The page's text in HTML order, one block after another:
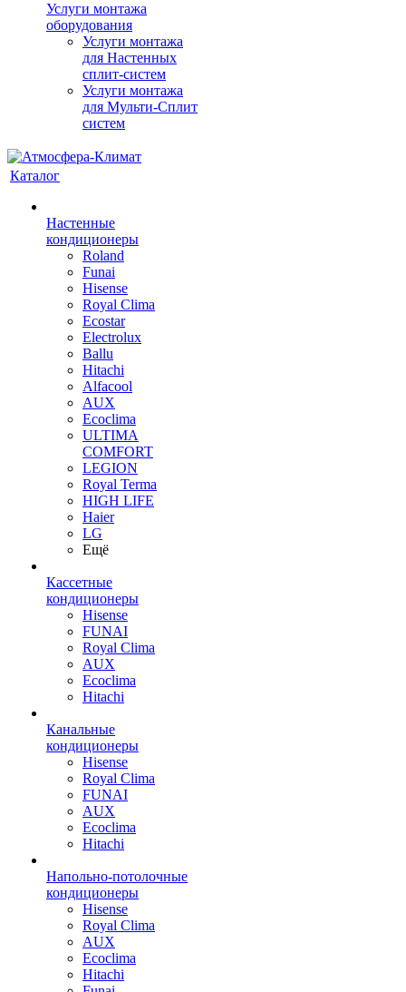
Услуги монтажа
оборудования
Услуги монтажа
для Настенных
сплит-систем
Услуги монтажа
для Мульти-Сплит
систем
Каталог
Настенные
кондиционеры
Roland
Funai
Hisense
Royal Clima
Ecostar
Electrolux
Ballu
Hitachi
Alfacool
AUX
Ecoclima
ULTIMA
COMFORT
LEGION
Royal Terma
HIGH LIFE
Haier
LG
Ещё
Кассетные
кондиционеры
Hisense
FUNAI
Royal Clima
AUX
Ecoclima
Hitachi
Канальные
кондиционеры
Hisense
Royal Clima
FUNAI
AUX
Ecoclima
Hitachi
Напольно-потолочные
кондиционеры
Hisense
Royal Clima
AUX
Ecoclima
Hitachi